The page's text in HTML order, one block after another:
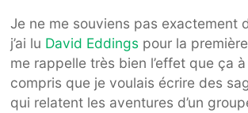
Je ne me souviens pas exactement
j’ai lu David Eddings pour la
me rappelle très bien l’effet que ça à
compris que je voulais écrire des
qui relatent les aventures d’un